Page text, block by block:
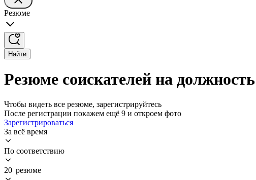
Резюме
Найти
Резюме соискателей на
Чтобы видеть все резюме, зарегистрируйтесь
После регистрации покажем ещё 9 и откроем фото
Зарегистрироваться
За всё время
По соответствию
20 резюме